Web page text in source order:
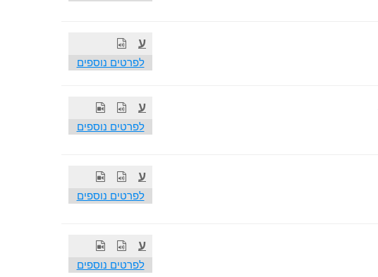
ע
לפרטים נוספים
ע
לפרטים נוספים
ע
לפרטים נוספים
ע
לפרטים נוספים